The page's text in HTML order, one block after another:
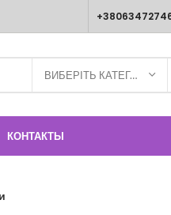
ВИБЕРІТЬ КАТЕГОРІЮ
КОНТАКТЫ